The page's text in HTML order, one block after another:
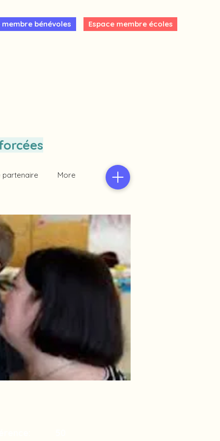
membre bénévoles Espace membre écoles
partenaire More